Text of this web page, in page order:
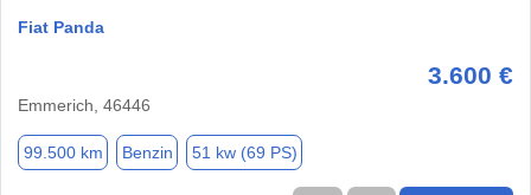
Fiat Panda
3.600 €
Emmerich, 46446
99.500 km Benzin 51 kw (69 PS)